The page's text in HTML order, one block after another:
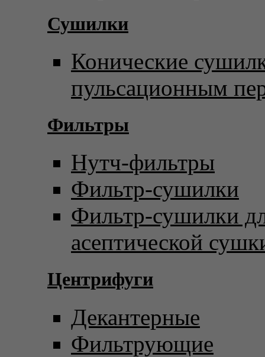
Сушилки
Конические
пульсационным
Фильтры
Нутч-фильтры
Фильтр-сушилки
Фильтр-сушилки
асептической
Центрифуги
Декантерные
Фильтрующие